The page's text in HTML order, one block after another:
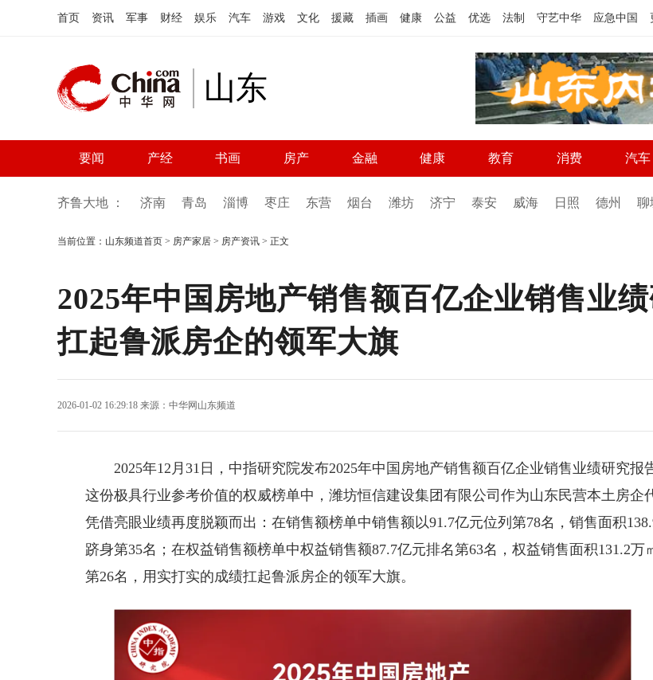
首页 资讯 军事 财经 娱乐 汽车 游戏 文化 援藏 插画 健康 公益 优选 法制 守艺中华 应急中国
山东
要闻 产经 书画 房产 金融 健康 教育 消费 汽车
齐鲁大地 ： 济南 青岛 淄博 枣庄 东营 烟台 潍坊 济宁 泰安 威海 日照 德州 聊
当前位置： 山东频道首页 > 房产家居 > 房产资讯 > 正文
2025年中国房地产销售额百亿企业销售业
扛起鲁派房企的领军大旗
2026-01-02 16:29:18 来源： 中华网山东频道
2025年12月31日，中指研究院发布2025年中国房地产销售额百亿企业销售业绩研究报
这份极具行业参考价值的权威榜单中， 潍坊恒信建设集团有限公司作为山东民营本土房企
凭借亮眼业绩再度脱颖而出：在销售额榜单中销售额以91.7亿元位列第78名，销售面积
跻身第35名；在权益销售额榜单中权益销售额87.7亿元排名第63名，权益销售面积131.2万
第26名，用实打实的成绩扛起鲁派房企的领军大旗。